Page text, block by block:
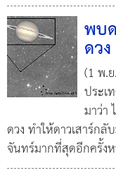
พบ
ดวง
(1 พ.
ประเ
มาว่า
ดวง ทำให้ดาวเสาร์ก
จันทร์มากที่สุดอีกครั้ง